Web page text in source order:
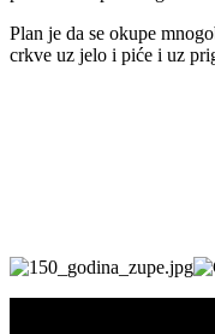
Plan je da se okupe
crkve uz jelo i piće i uz